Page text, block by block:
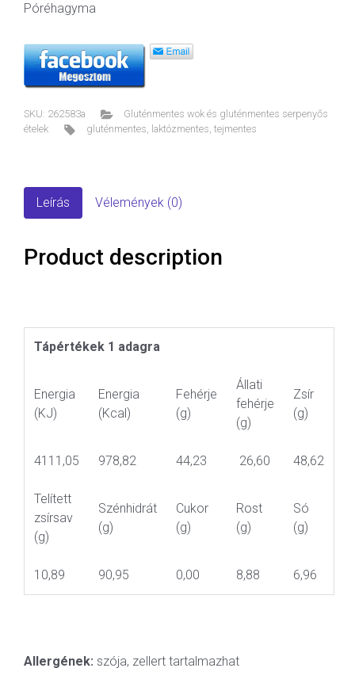
Póréhagyma
SKU: 262583a
Gluténmentes wok és gluténmentes serpenyős
ételek
gluténmentes, laktózmentes, tejmentes
Leírás Vélemények (0)
Product description
Tápértékek 1 adagra
Energia
(KJ)
Energia
(Kcal)
Fehérje
(g)
Állati
fehérje
(g)
Zsír
(g)
4111,05 978,82 44,23 26,60 48,62
Telített
zsírsav
(g)
Szénhidrát
(g)
Cukor
(g)
Rost
(g)
Só
(g)
10,89 90,95 0,00 8,88 6,96
Allergének: szója, zellert tartalmazhat